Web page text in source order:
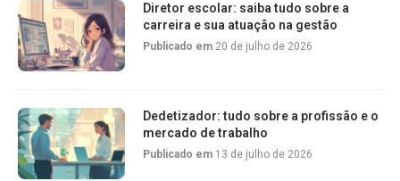
Diretor escolar: saiba tudo sobre a
carreira e sua atuação na gestão
Publicado em 20 de julho de 2026
Dedetizador: tudo sobre a profissão e o
mercado de trabalho
Publicado em 13 de julho de 2026